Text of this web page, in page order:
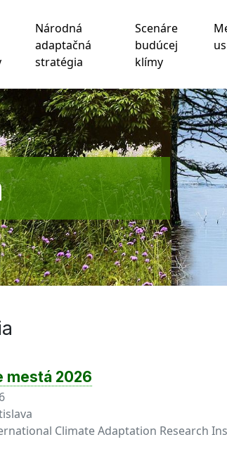
na meranie vášho záujmu o naše
.
Národná
adaptačná
stratégia
Scenáre
budúcej
klímy
mestá 2026
Climate Adaptation Research